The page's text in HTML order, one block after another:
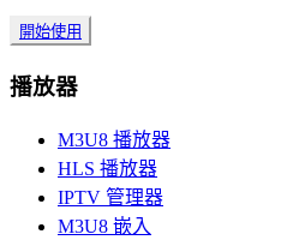
開始使用
播放器
M3U8 播放器
HLS 播放器
IPTV 管理器
M3U8 嵌入